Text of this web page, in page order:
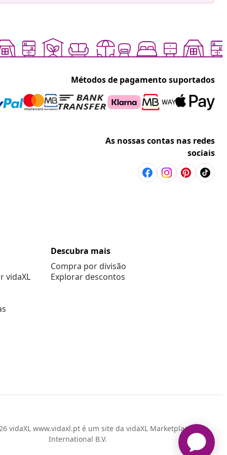
Métodos de pagamento suportados
As nossas contas nas redes
sociais
vidaXL
Descubra mais
Compra por divisão
Explorar descontos
vidaXL www.vidaxl.pt é um site da vidaXL Marketplace
International B.V.